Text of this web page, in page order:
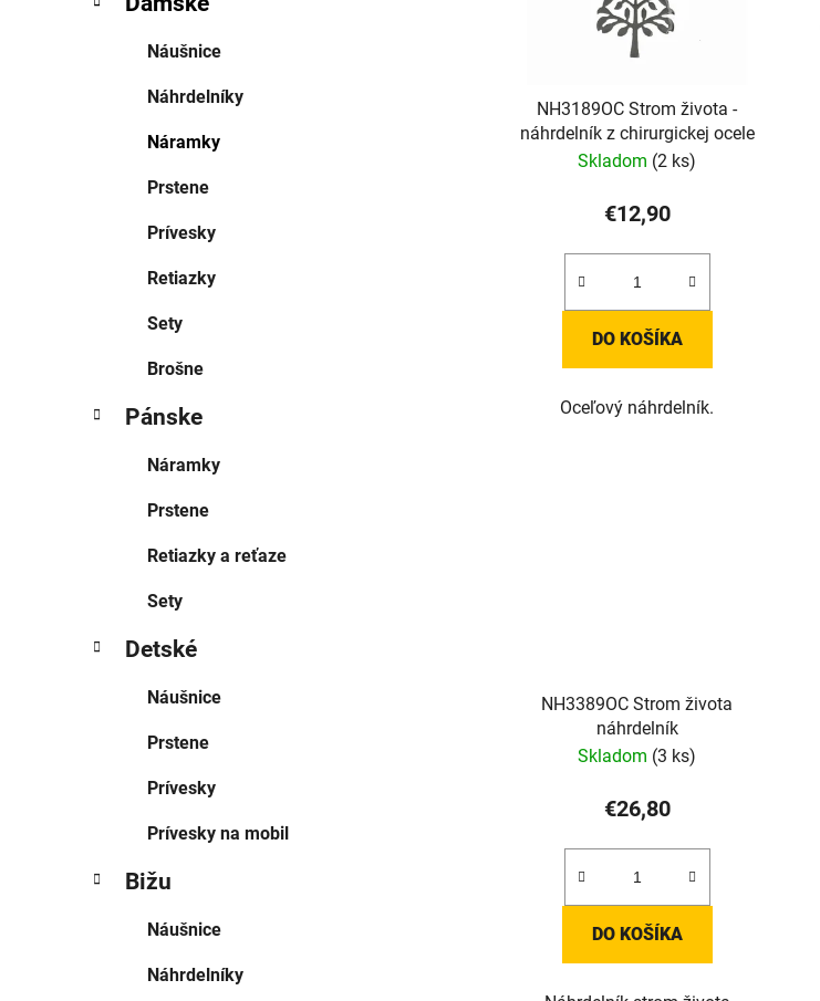
Náušnice
Náhrdelníky
Náramky
Prstene
Prívesky
Retiazky
Sety
Brošne
Pánske
Náramky
Prstene
Retiazky a reťaze
Sety
Detské
Náušnice
Prstene
Prívesky
Prívesky na mobil
Bižu
Náušnice
Náhrdelníky
NH3189OC Strom života -
náhrdelník z chirurgickej ocele
Skladom (2 ks)
€12,90
DO KOŠÍKA
Oceľový náhrdelník.
NH3389OC Strom života
náhrdelník
Skladom (3 ks)
€26,80
DO KOŠÍKA